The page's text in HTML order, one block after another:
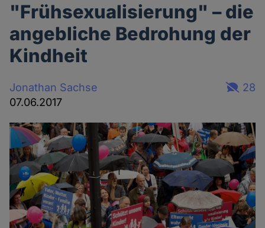
"Frühsexualisierung" – die
angebliche Bedrohung der
Kindheit
Jonathan Sachse
07.06.2017
28